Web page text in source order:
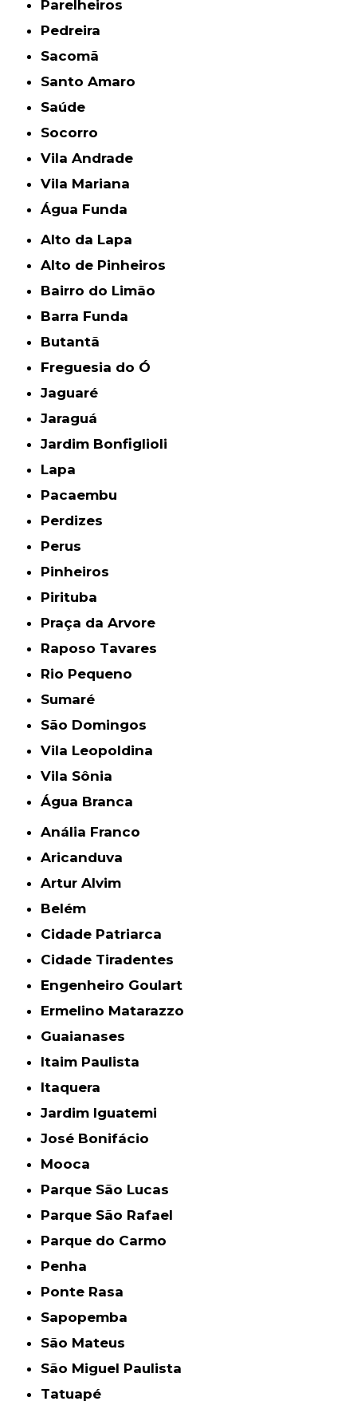
Parelheiros
Pedreira
Sacomã
Santo Amaro
Saúde
Socorro
Vila Andrade
Vila Mariana
Água Funda
Alto da Lapa
Alto de Pinheiros
Bairro do Limão
Barra Funda
Butantã
Freguesia do Ó
Jaguaré
Jaraguá
Jardim Bonfiglioli
Lapa
Pacaembu
Perdizes
Perus
Pinheiros
Pirituba
Praça da Arvore
Raposo Tavares
Rio Pequeno
Sumaré
São Domingos
Vila Leopoldina
Vila Sônia
Água Branca
Anália Franco
Aricanduva
Artur Alvim
Belém
Cidade Patriarca
Cidade Tiradentes
Engenheiro Goulart
Ermelino Matarazzo
Guaianases
Itaim Paulista
Itaquera
Jardim Iguatemi
José Bonifácio
Mooca
Parque São Lucas
Parque São Rafael
Parque do Carmo
Penha
Ponte Rasa
Sapopemba
São Mateus
São Miguel Paulista
Tatuapé